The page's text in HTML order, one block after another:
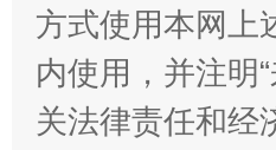
国家大学科技园优化重
方式使用本网上
内使用，并注明
关法律责任和经